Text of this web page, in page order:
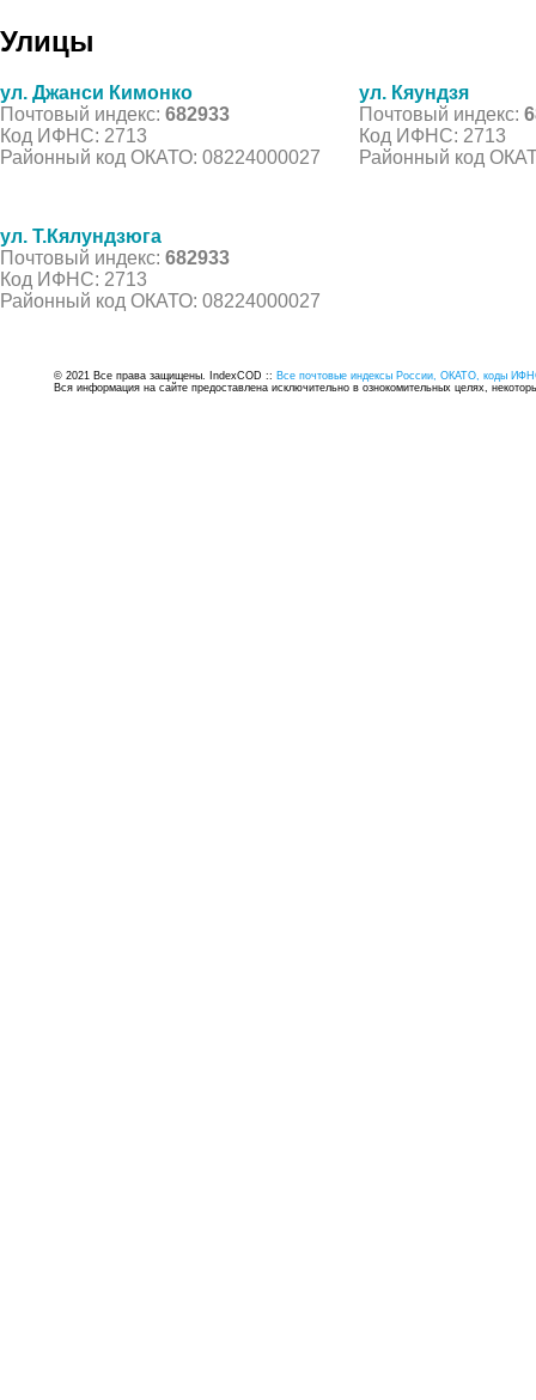
Улицы
ул. Джанси Кимонко
Почтовый индекс: 682933
Код ИФНС: 2713
Районный код ОКАТО: 08224000027
ул. Кяундзя
Почтовый индекс:
Код ИФНС: 2713
Районный код
ул. Т.Кялундзюга
Почтовый индекс: 682933
Код ИФНС: 2713
Районный код ОКАТО: 08224000027
© 2021 Все права защищены. IndexCOD :: Все почтовые индексы России, ОКАТО, коды
Вся информация на сайте предоставлена исключительно в ознокомительных целях,